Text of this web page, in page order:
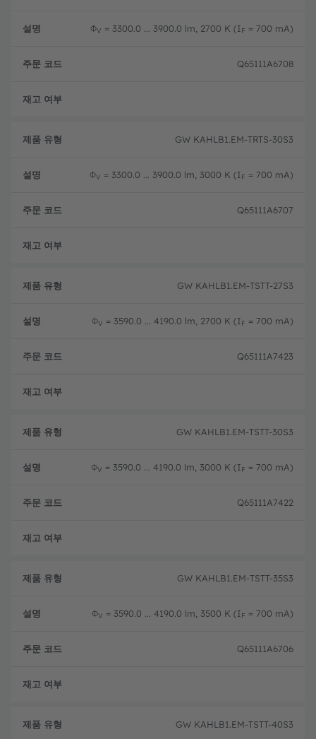
ΦV = 3300.0 ... 3900.0 lm, 2700 K (IF = 700 mA)
Q65111A6708
GW KAHLB1.EM-TRTS-30S3
ΦV = 3300.0 ... 3900.0 lm, 3000 K (IF = 700 mA)
Q65111A6707
GW KAHLB1.EM-TSTT-27S3
ΦV = 3590.0 ... 4190.0 lm, 2700 K (IF = 700 mA)
Q65111A7423
GW KAHLB1.EM-TSTT-30S3
ΦV = 3590.0 ... 4190.0 lm, 3000 K (IF = 700 mA)
Q65111A7422
GW KAHLB1.EM-TSTT-35S3
ΦV = 3590.0 ... 4190.0 lm, 3500 K (IF = 700 mA)
Q65111A6706
GW KAHLB1.EM-TSTT-40S3